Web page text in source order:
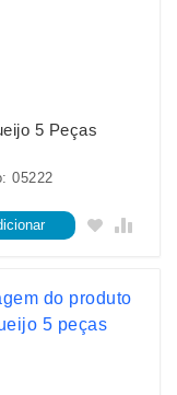
5 Peças
05222